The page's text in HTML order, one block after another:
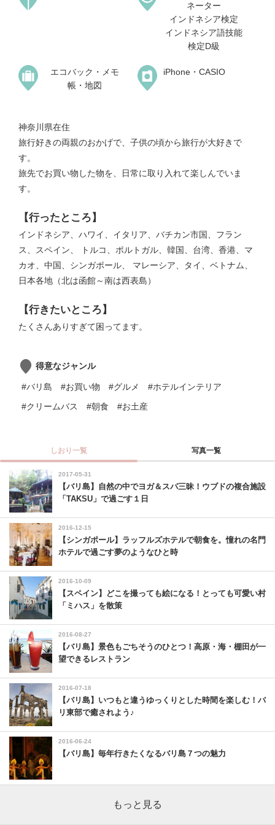
ネーター
インドネシア検定
インドネシア語技能
検定D級
エコバック・メモ
帳・地図
iPhone・CASIO
神奈川県在住
旅行好きの両親のおかげで、子供の頃から旅行が大好きで
す。
旅先でお買い物した物を、日常に取り入れて楽しんでいま
す。
【行ったところ】
インドネシア、ハワイ、イタリア、バチカン市国、フラン
ス、スペイン、 トルコ、ポルトガル、韓国、台湾、香港、マ
カオ、中国、シンガポール、 マレーシア、タイ、ベトナム、
日本各地（北は函館～南は西表島）
【行きたいところ】
たくさんありすぎて困ってます。
得意なジャンル
#バリ島 #お買い物 #グルメ
#ホテルインテリア
#クリームバス
#朝食 #お土産
しおり一覧 写真一覧
2017-05-31
【バリ島】自然の中でヨガ＆スパ三昧！ウブドの複合施設
「TAKSU」で過ごす１日
2016-12-15
【シンガポール】ラッフルズホテルで朝食を。憧れの名門
ホテルで過ごす夢のようなひと時
2016-10-09
【スペイン】どこを撮っても絵になる！とっても可愛い村
「ミハス」を散策
2016-08-27
【バリ島】景色もごちそうのひとつ！高原・海・棚田が一
望できるレストラン
2016-07-18
【バリ島】いつもと違うゆっくりとした時間を楽しむ！バ
リ東部で癒されよう♪
2016-06-24
【バリ島】毎年行きたくなるバリ島７つの魅力
もっと見る